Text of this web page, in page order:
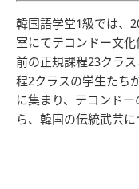
韓国語学堂1級では、
室にてテコンドー文
前の正規課程23クラ
程2クラスの学生たち
に集まり、テコンド
ら、韓国の伝統武芸